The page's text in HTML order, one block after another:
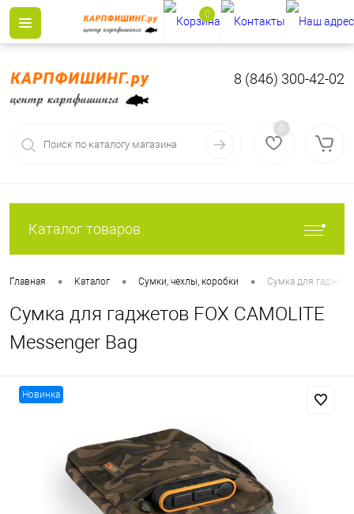
8 (846) 300-42-02
0
Каталог товаров
Главная • Каталог • Сумки, чехлы, коробки • Сумка для
Сумка для гаджетов FOX CAMOLITE
Messenger Bag
Новинка
0